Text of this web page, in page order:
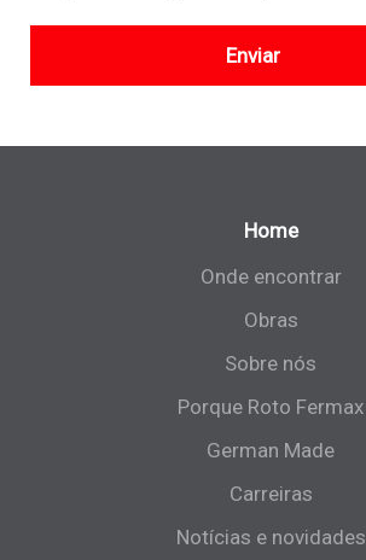
Enviar
Home
Onde encontrar
Obras
Sobre nós
Porque Roto Fermax
German Made
Carreiras
Notícias e novidades